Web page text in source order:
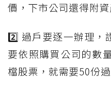
價，下市公司還得附
2️⃣ 過戶要逐一辦理，
要依照購買公司的數
檔股票，就需要50份